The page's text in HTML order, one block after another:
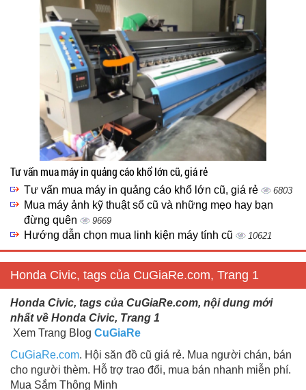
Tư vấn mua máy in quảng cáo khổ lớn cũ, giá rẻ
Tư vấn mua máy in quảng cáo khổ lớn cũ, giá rẻ 6803
Mua máy ảnh kỹ thuật số cũ và những mẹo hay bạn
đừng quên
9669
Hướng dẫn chọn mua linh kiện máy tính cũ 10621
Honda Civic, tags của CuGiaRe.com, Trang 1
Honda Civic, tags của CuGiaRe.com, nội dung mới
nhất về Honda Civic, Trang 1
Xem Trang Blog CuGiaRe
CuGiaRe.com. Hội săn đồ cũ giá rẻ. Mua người chán, bán
cho người thèm. Hỗ trợ trao đổi, mua bán nhanh miễn phí.
Mua Sắm Thông Minh